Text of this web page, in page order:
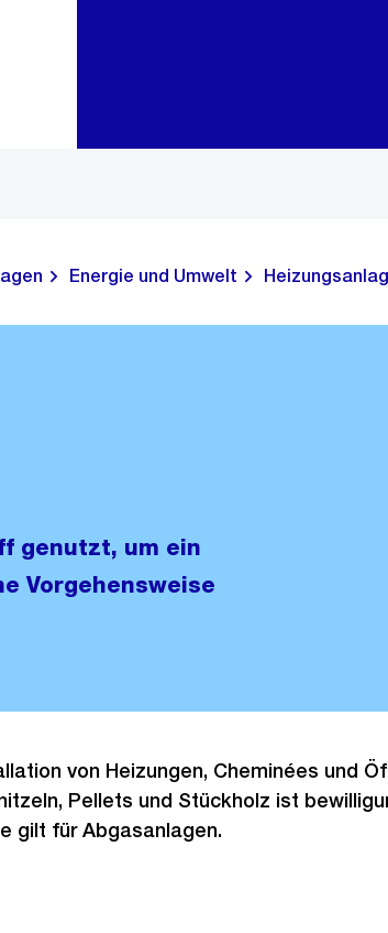
Energie und Umwelt
genutzt, um ein
Vorgehensweise
von Heizungen, Cheminées und
Pellets und Stückholz ist
gilt für Abgasanlagen.